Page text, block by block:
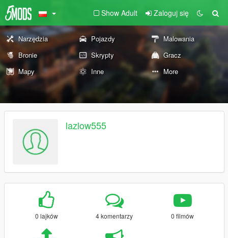
Show Adult Zaloguj się
Narzędzia Pojazdy
Malowania
Bronie
Skrypty
Gracz
Mapy
Inne More
lazlow555
0 lajków 4 komentarzy 0 filmów